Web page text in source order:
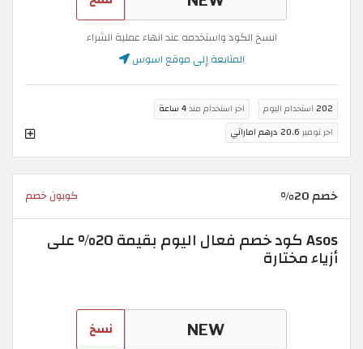
انسخ الكود واستخدمه عند انهاء عملية الشراء
المتابعة إلى موقع اسوس
202 استخدام اليوم اخر استخدام منذ4 ساعة
اخر توفير 20.6 درهم اماراتي
خصم 20% كوبون خصم
Asos كود خصم فعال اليوم بقيمة 20% على
أزياء مختارة
نسخ